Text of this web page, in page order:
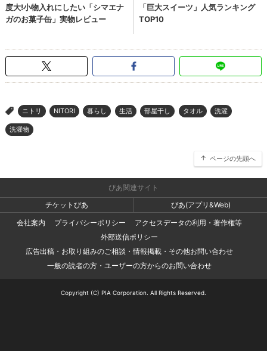
> ニトリ NITORI 暮らし 生活 部屋干し タオル 洗濯
洗濯物
ページの先頭へ
ぴあ関連サイト
チケットぴあ
ぴあ(アプリ&Web)
会社案内
プライバシーポリシー
アクセスデータの利用・著作権等
外部送信ポリシー
広告出稿・お取り組みのご相談・情報掲載・その他お問い合わせ
一般の読者の方・ユーザーの方からのお問い合わせ
Copyright (C) PIA Corporation. All Rights Reserved.